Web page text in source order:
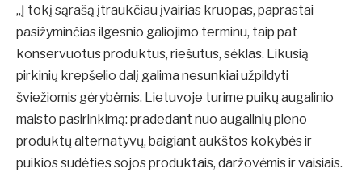
„Į tokį sąrašą įtraukčiau įvairias kruopas, paprastai
pasižyminčias ilgesnio galiojimo terminu, taip pat
konservuotus produktus, riešutus, sėklas. Likusią
pirkinių krepšelio dalį galima nesunkiai užpildyti
šviežiomis gėrybėmis. Lietuvoje turime puikų augalinio
maisto pasirinkimą: pradedant nuo augalinių pieno
produktų alternatyvų, baigiant aukštos kokybės ir
puikios sudėties sojos produktais, daržovėmis ir vaisiais.